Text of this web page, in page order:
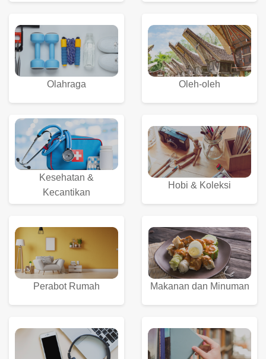
Olahraga Oleh-oleh
Kesehatan &
Kecantikan
Hobi & Koleksi
Perabot Rumah Makanan dan Minuman